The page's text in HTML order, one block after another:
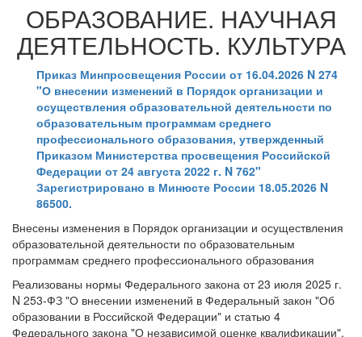
ОБРАЗОВАНИЕ. НАУЧНАЯ
ДЕЯТЕЛЬНОСТЬ. КУЛЬТУРА
Приказ Минпросвещения России от 16.04.2026 N 274
"О внесении изменений в Порядок организации и
осуществления образовательной деятельности по
образовательным программам среднего
профессионального образования, утвержденный
Приказом Министерства просвещения Российской
Федерации от 24 августа 2022 г. N 762"
Зарегистрировано в Минюсте России 18.05.2026 N
86500.
Внесены изменения в Порядок организации и осуществления
образовательной деятельности по образовательным
программам среднего профессионального образования
Реализованы нормы Федерального закона от 23 июля 2025 г.
N 253-ФЗ "О внесении изменений в Федеральный закон "Об
образовании в Российской Федерации" и статью 4
Федерального закона "О независимой оценке квалификации",